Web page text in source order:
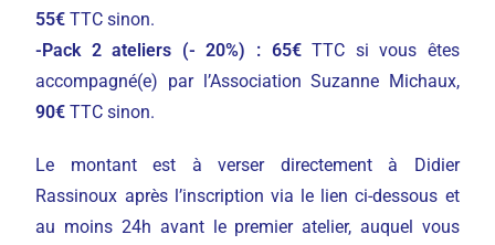
55€TTC sinon.
-Pack 2 ateliers (- 20%) : 65€TTC si vous êtes
accompagné(e) par l’Association Suzanne Michaux,
90€ TTC sinon.
Le montant est à verser directement à Didier
Rassinoux après l’inscription via le lien ci-dessous et
au moins 24h avant le premier atelier, auquel vous